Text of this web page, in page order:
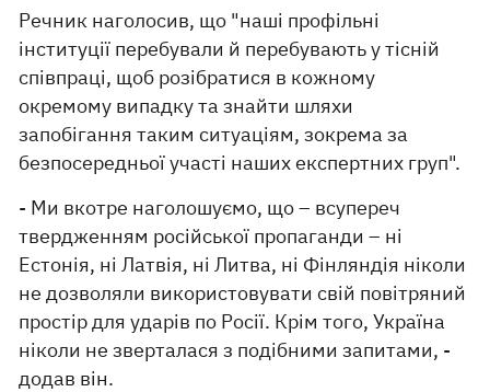
Речник наголосив, що "наші профільні
інституції перебували й перебувають у тісній
співпраці, щоб розібратися в кожному
окремому випадку та знайти шляхи
запобігання таким ситуаціям, зокрема за
безпосередньої участі наших експертних груп".
- Ми вкотре наголошуємо, що – всупереч
твердженням російської пропаганди – ні
Естонія, ні Латвія, ні Литва, ні Фінляндія ніколи
не дозволяли використовувати свій повітряний
простір для ударів по Росії. Крім того, Україна
ніколи не зверталася з подібними запитами, -
додав він.